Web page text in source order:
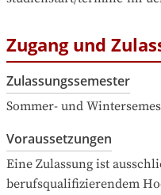
Zugang und
Zulassungssemester
Sommer- und
Voraussetzungen
Eine Zulassung ist
berufsqualifizierendem